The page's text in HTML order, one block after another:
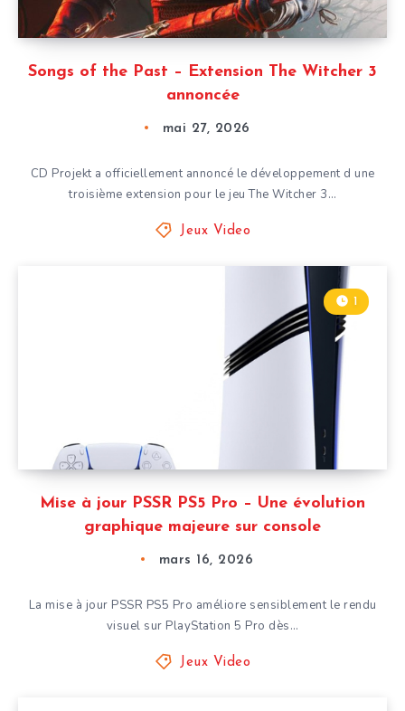
Songs of the Past – Extension The Witcher 3
annoncée
mai 27, 2026
CD Projekt a officiellement annoncé le développement d une
troisième extension pour le jeu The Witcher 3…
Jeux Video
Mise à jour PSSR PS5 Pro – Une évolution
graphique majeure sur console
1
mars 16, 2026
La mise à jour PSSR PS5 Pro améliore sensiblement le rendu
visuel sur PlayStation 5 Pro dès…
Jeux Video